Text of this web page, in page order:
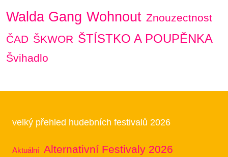
Walda Gang Wohnout Znouzectnost
ČAD ŠKWOR ŠTÍSTKO A POUPĚNKA
Švihadlo
velký přehled hudebních festivalů 2026
Aktuální Alternativní Festivaly 2026